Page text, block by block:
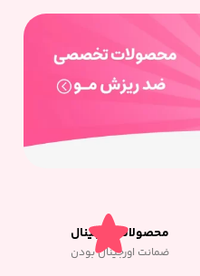
محصولات اورجینال
ضمانت اورجینال بودن